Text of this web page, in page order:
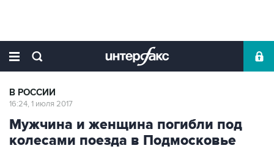
В РОССИИ
16:24, 1 июля 2017
Мужчина и женщина погибли под
колесами поезда в Подмосковье